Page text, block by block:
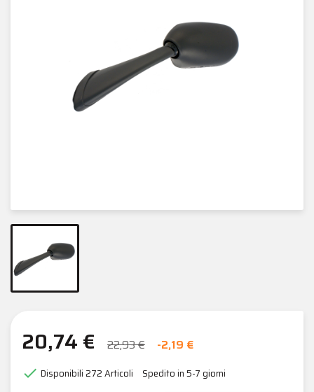
20,74 € 22,93 € -2,19 €
 Disponibili272 Articoli Spedito in 5-7 giorni